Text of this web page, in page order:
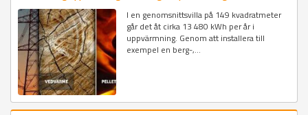
I en genomsnittsvilla på 149 kvadratmeter
går det åt cirka 13 480 kWh per år i
uppvärmning. Genom att installera till
exempel en berg-,...